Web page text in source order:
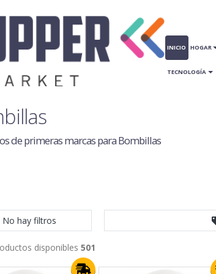
INICIO HOGAR
TECNOLOGÍA
de primeras marcas para Bombillas
No hay filtros
disponibles 501